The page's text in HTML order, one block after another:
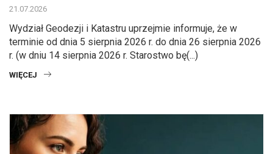
21.07.2026
Wydział Geodezji i Katastru uprzejmie informuje, że w
terminie od dnia 5 sierpnia 2026 r. do dnia 26 sierpnia 2026
r. (w dniu 14 sierpnia 2026 r. Starostwo bę(...)
WIĘCEJ